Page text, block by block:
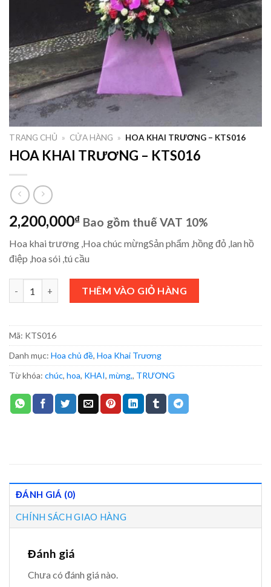
TRANG CHỦ » CỬA HÀNG » HOA KHAI TRƯƠNG – KTS016
HOA KHAI TRƯƠNG – KTS016
2,200,000₫ Bao gồm thuế VAT 10%
Hoa khai trương ,Hoa chúc mừngSản phẩm ,hồng đỏ ,lan hồ
điệp ,hoa sói ,tú cầu
HOA KHAI TRƯƠNG - KTS016 số lượng
THÊM VÀO GIỎ HÀNG
Mã: KTS016
Danh mục: Hoa chủ đề, Hoa Khai Trương
Từ khóa: chúc, hoa, KHAI, mừng,, TRƯƠNG
ĐÁNH GIÁ (0)
CHÍNH SÁCH GIAO HÀNG
Đánh giá
Chưa có đánh giá nào.